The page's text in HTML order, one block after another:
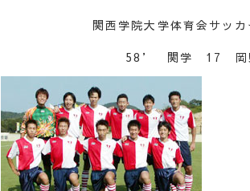
関西学院大学体育会サッカ
58’ 関学 17 岡野